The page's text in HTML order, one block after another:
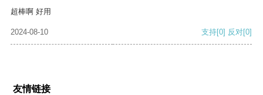
超棒啊 好用
2024-08-10 支持[0] 反对[0]
友情链接